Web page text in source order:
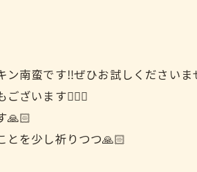
南蛮です‼️ぜひお試しくださいま
ざいます🙇🏻‍♀️
🙏🏻
とを少し祈りつつ🙏🏻